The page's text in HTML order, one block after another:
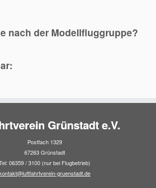
nach der Modellfluggruppe?
Grünstadt e.V.
Postfach 1329
67263 Grünstadt
06359 / 3100 (nur bei Flugbetrieb)
gruenstadt.de